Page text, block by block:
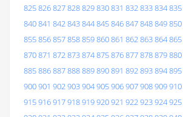
825826827828829830831 832833834835
840841 842843844845846847848849850
855856857858859860861 862863864865
870871 872873874875876877878879880
885886887888889890891 892893894895
900901 902903904905906907908909910
915916917918919920921 922923924925